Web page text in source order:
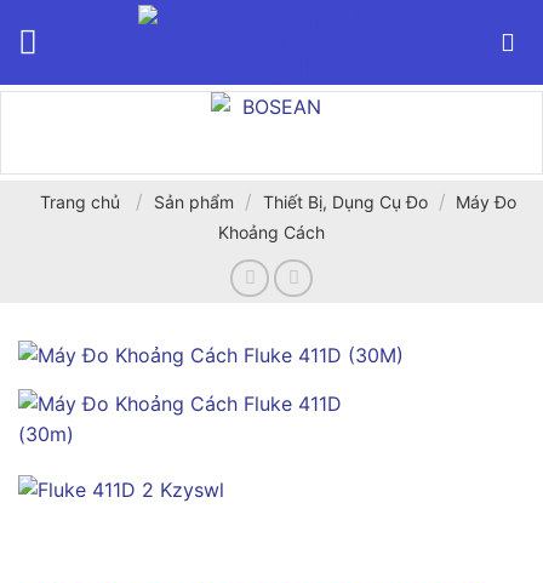
Trang chủ / Sản phẩm / Thiết Bị, Dụng Cụ Đo / Máy Đo
Khoảng Cách